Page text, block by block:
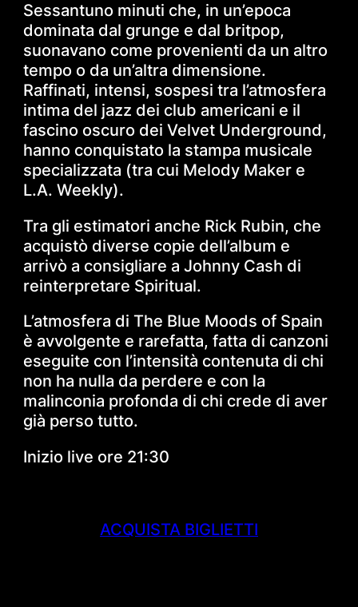
Sessantuno minuti che, in un’epoca
dominata dal grunge e dal britpop,
suonavano come provenienti da un altro
tempo o da un’altra dimensione.
Raffinati, intensi, sospesi tra l’atmosfera
intima del jazz dei club americani e il
fascino oscuro dei Velvet Underground,
hanno conquistato la stampa musicale
specializzata (tra cui Melody Maker e
L.A. Weekly).
Tra gli estimatori anche Rick Rubin, che
acquistò diverse copie dell’album e
arrivò a consigliare a Johnny Cash di
reinterpretare Spiritual.
L’atmosfera di The Blue Moods of Spain
è avvolgente e rarefatta, fatta di canzoni
eseguite con l’intensità contenuta di chi
non ha nulla da perdere e con la
malinconia profonda di chi crede di aver
già perso tutto.
Inizio live ore 21:30
ACQUISTA BIGLIETTI